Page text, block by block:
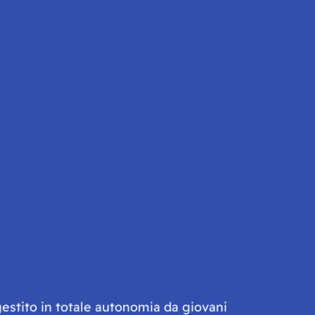
in totale autonomia da giovani